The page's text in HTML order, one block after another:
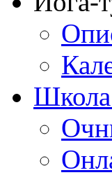
Школа